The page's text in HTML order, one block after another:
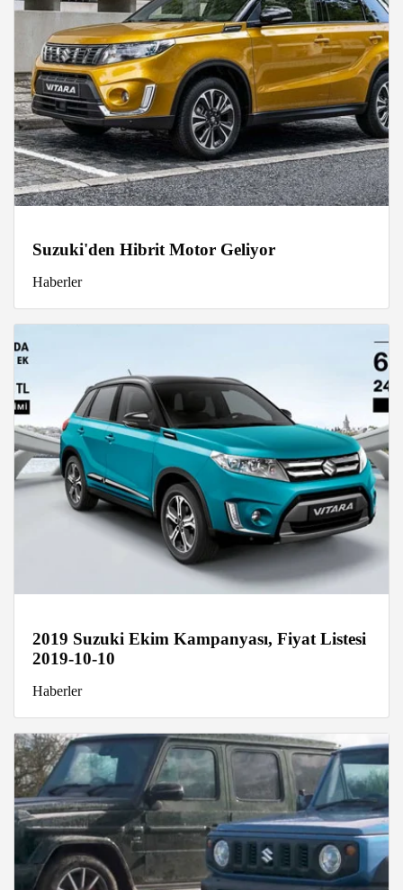
Suzuki'den Hibrit Motor Geliyor
Haberler
2019 Suzuki Ekim Kampanyası, Fiyat Listesi
2019-10-10
Haberler